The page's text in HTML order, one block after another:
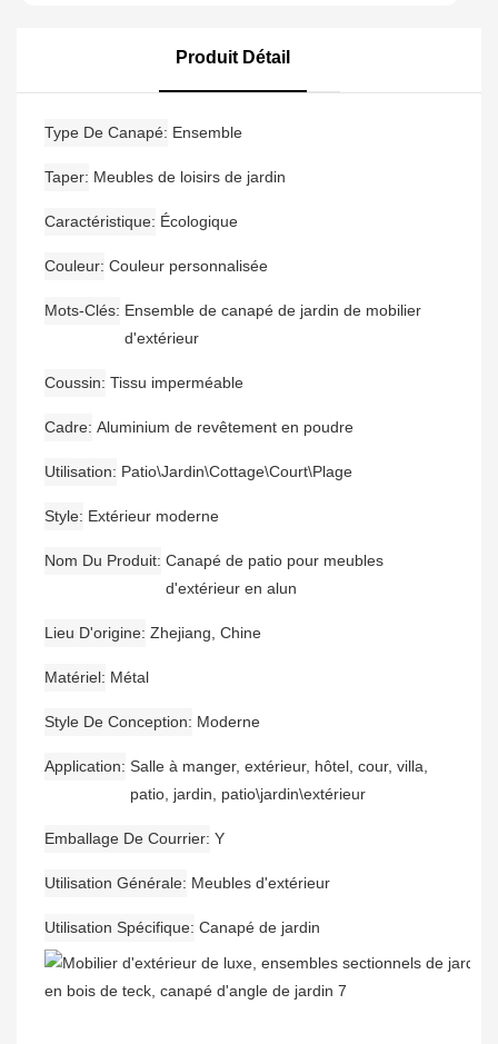
Étanche En Bois De Teck
Moderne En Aluminium
Produit Détail
Type De Canapé Ensemble
Taper Meubles de loisirs de jardin
Caractéristique Écologique
Couleur Couleur personnalisée
Mots-Clés Ensemble de canapé de jardin de mobilier
d'extérieur
Coussin Tissu imperméable
Cadre Aluminium de revêtement en poudre
Utilisation Patio\Jardin\Cottage\Court\Plage
Style Extérieur moderne
Nom Du Produit Canapé de patio pour meubles
d'extérieur en alun
Lieu D'origine Zhejiang, Chine
Matériel Métal
Style De Conception Moderne
Application Salle à manger, extérieur, hôtel, cour, villa,
patio, jardin, patio\jardin\extérieur
Emballage De Courrier Y
Utilisation Générale Meubles d'extérieur
Utilisation Spécifique Canapé de jardin